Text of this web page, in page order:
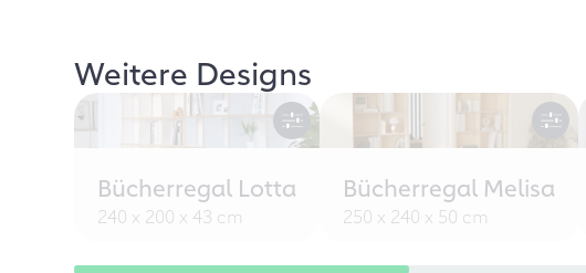
Weitere Designs
Bücherregal Lotta
240 x 200 x 43 cm
Bücherregal Melisa
250 x 240 x 50 cm